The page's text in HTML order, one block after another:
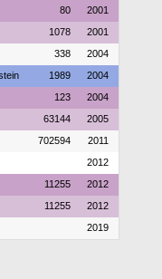
80 2001
1078 2001
338 2004
1989 2004
123 2004
63144 2005
702594 2011
2012
11255 2012
11255 2012
2019